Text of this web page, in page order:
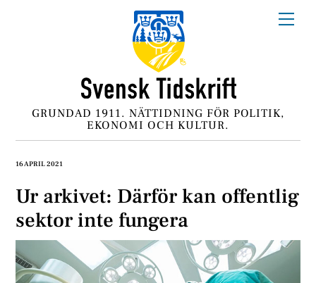
GRUNDAD 1911. NÄTTIDNING FÖR POLITIK,
EKONOMI OCH KULTUR.
16 APRIL 2021
Ur arkivet: Därför kan offentlig
sektor inte fungera